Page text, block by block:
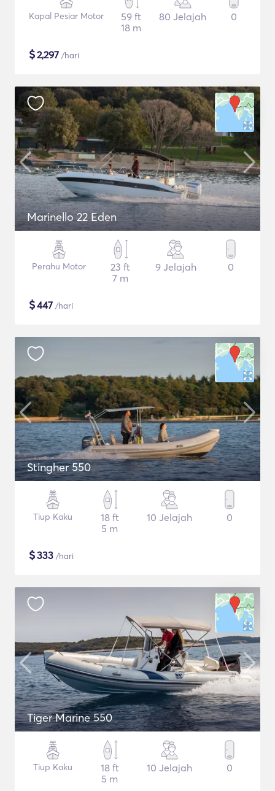
Kapal Pesiar Motor
59 ft
18 m
80 Jelajah 0
$2,297 /hari
Marinello 22 Eden
Perahu Motor
23 ft
7 m
9 Jelajah 0
$447 /hari
Stingher 550
Tiup Kaku
18 ft
5 m
10 Jelajah 0
$333 /hari
Tiger Marine 550
Tiup Kaku
18 ft
5 m
10 Jelajah 0